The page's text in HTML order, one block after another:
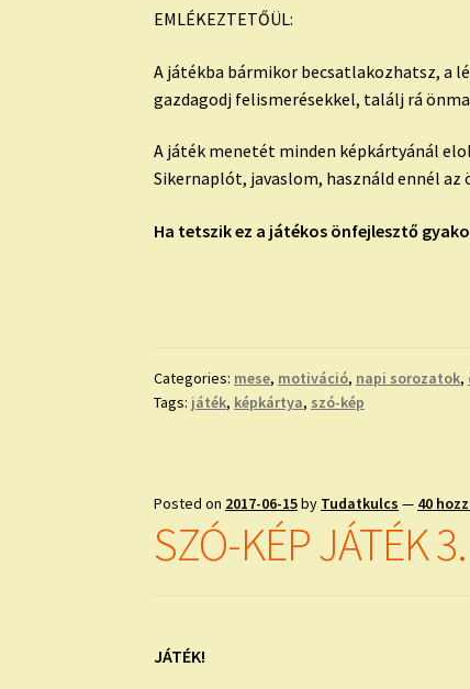
EMLÉKEZTETŐÜL:
A játékba bármikor becsatlakozhatsz, a
gazdagodj felismerésekkel, találj rá
A játék menetét minden képkártyánál
Sikernaplót, javaslom, használd ennél
Ha tetszik ez a játékos önfejlesztő
Categories: mese, motiváció, napi sorozatok,
Tags: játék, képkártya, szó-kép
Posted on 2017-06-15by Tudatkulcs — 40
SZÓ-KÉP JÁTÉK
JÁTÉK!